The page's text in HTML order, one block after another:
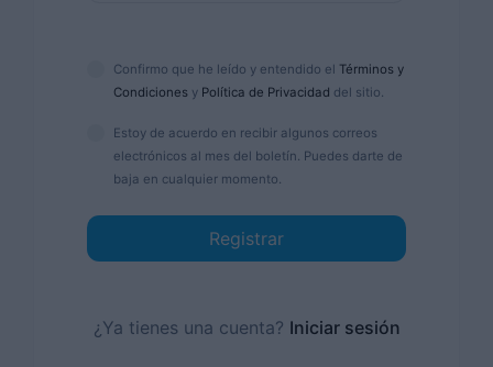
Confirmo que he leído y entendido el Términos y
Condiciones y Política de Privacidad del sitio.
Estoy de acuerdo en recibir algunos correos
electrónicos al mes del boletín. Puedes darte de
baja en cualquier momento.
Registrar
¿Ya tienes una cuenta? Iniciar sesión